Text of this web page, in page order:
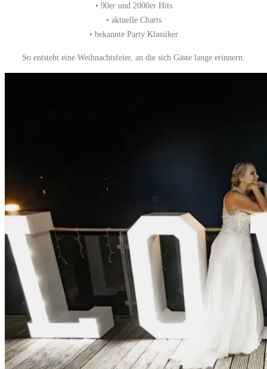
• 90er und 2000er Hits
• aktuelle Charts
• bekannte Party Klassiker
So entsteht eine Weihnachtsfeier, an die sich Gäste lange erinnern.